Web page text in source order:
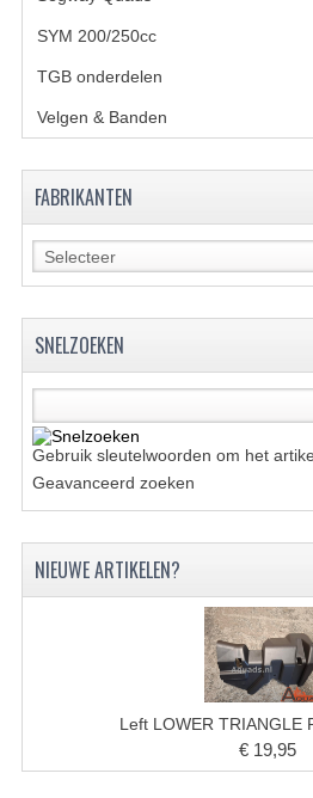
UITLAAT
VERLICHTING
SHINERAY 300
SHINERAY
SHINERAY
SHINERAY SPYDER/
SYM 200/250cc(15)
TGB onderdelen
Velgen & Banden
FABRIKANTEN
SNELZOEKEN
Gebruik sleutelwoorden om het
Geavanceerd zoeken
NIEUWE ARTIKELEN?
Left LOWER TRIANGLE
€ 19,95